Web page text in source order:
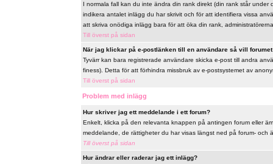
I normala fall kan du inte ändra din rank direkt (din rank står
indikera antalet inlägg du har skrivit och för att identifiera vissa
att skriva onödiga inlägg bara för att öka din rank,
Till överst på sidan
När jag klickar på e-postlänken till en användare så vill
Tyvärr kan bara registrerade användare skicka e-post till andra
finess). Detta för att förhindra missbruk av e-postsystemet av
Till överst på sidan
Problem med inlägg
Hur skriver jag ett meddelande i ett forum?
Enkelt, klicka på den relevanta knappen på antingen forum eller
meddelande, de rättigheter du har visas längst ned på forum- och
Till överst på sidan
Hur ändrar eller raderar jag ett inlägg?